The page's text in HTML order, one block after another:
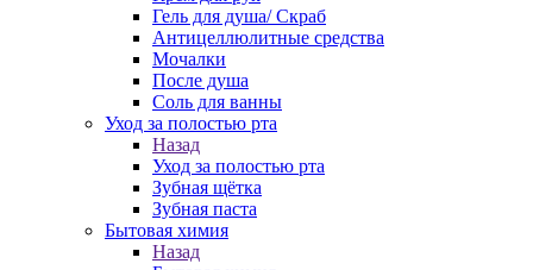
Гель для душа/ Скраб
Антицеллюлитные средства
Мочалки
После душа
Соль для ванны
Уход за полостью рта
Назад
Уход за полостью рта
Зубная щётка
Зубная паста
Бытовая химия
Назад